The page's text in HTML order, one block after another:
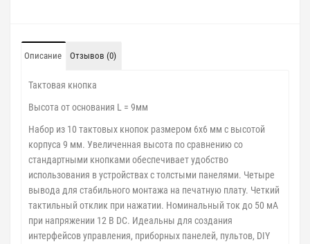
Описание Отзывов (0)
Тактовая кнопка
Высота от основания L = 9мм
Набор из 10 тактовых кнопок размером 6x6 мм с высотой
корпуса 9 мм. Увеличенная высота по сравнению со
стандартными кнопками обеспечивает удобство
использования в устройствах с толстыми панелями. Четыре
вывода для стабильного монтажа на печатную плату. Четкий
тактильный отклик при нажатии. Номинальный ток до 50 мА
при напряжении 12 В DC. Идеальны для создания
интерфейсов управления, приборных панелей, пультов, DIY